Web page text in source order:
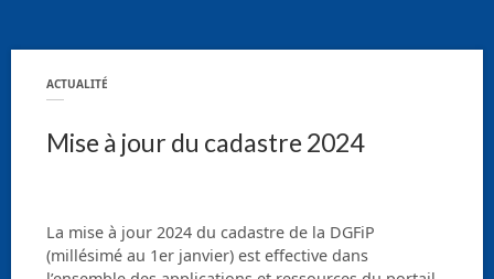
ACTUALITÉ
Mise à jour du cadastre 2024
La mise à jour 2024 du cadastre de la DGFiP
(millésimé au 1er janvier) est effective dans